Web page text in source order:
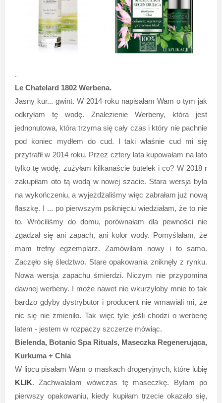
.
Le Chatelard 1802 Werbena.
Jasny kur... gwint. W 2014 roku napisałam Wam o tym jak
odkryłam tę wodę. Znalezienie Werbeny, która jest
jednonutowa, która trzyma się cały czas i który nie pachnie
pod koniec mydłem do cud. I taki właśnie cud mi się
przytrafił w 2014 roku. Przez cztery lata kupowałam na lato
tylko tę wodę, zużyłam kilkanaście butelek i co? W 2018 r
zakupiłam oto tą wodą w nowej szacie. Stara wersja była
na wykończeniu, a wyjeżdżaliśmy więc zabrałam już nową
flaszkę. I ... po pierwszym psiknięciu wiedziałam, że to nie
to. Wróciliśmy do domu, porównałam dla pewności nie
zgadzał się ani zapach, ani kolor wody. Pomyślałam, że
mam trefny egzemplarz. Zamówiłam nowy i to samo.
Zaczęło się śledztwo. Stare opakowania zniknęły z rynku.
Nowa wersja zapachu śmierdzi. Niczym nie przypomina
dawnej werbeny. I może nawet nie wkurzyłoby mnie to tak
bardzo gdyby dystrybutor i producent nie wmawiali mi, że
nic się nie zmieniło. Tak więc tyle jeśli chodzi o werbenę
latem - jestem w rozpaczy szczerze mówiąc.
Bielenda, Botanic Spa Rituals, Maseczka Regenerująca,
Kurkuma + Chia
W lipcu pisałam Wam o maskach drogeryjnych, które lubię
KLIK. Zachwalałam wówczas tę maseczkę. Byłam po
pierwszy opakowaniu, kiedy kupiłam trzecie okazało się,